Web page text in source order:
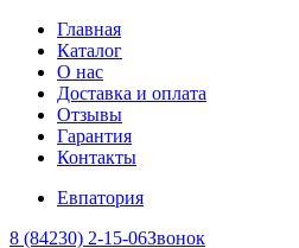
Главная
Каталог
О нас
Доставка и оплата
Отзывы
Гарантия
Контакты
Евпатория
8 (84230) 2-15-06Звонок